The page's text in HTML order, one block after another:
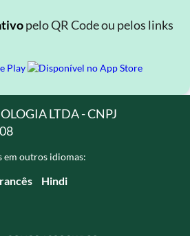
pelo QR Code ou pelos links
LTDA - CNPJ
em outros idiomas:
Hindi